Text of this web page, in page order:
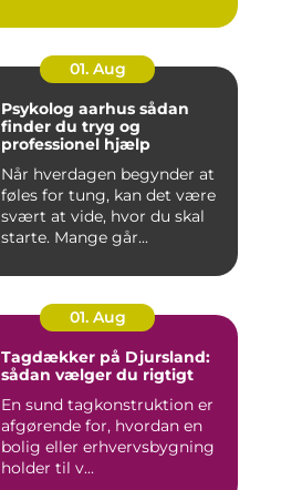
01. Aug
Psykolog aarhus sådan
finder du tryg og
professionel hjælp
Når hverdagen begynder at
føles for tung, kan det være
svært at vide, hvor du skal
starte. Mange går...
01. Aug
Tagdækker på Djursland:
sådan vælger du rigtigt
En sund tagkonstruktion er
afgørende for, hvordan en
bolig eller erhvervsbygning
holder til v...